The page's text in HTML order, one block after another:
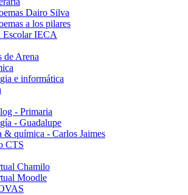
Dairo Silva
a los pilares
Escolar IECA
de Arena
e informática
- Primaria
- Guadalupe
& química - Carlos Jaimes
CTS
Chamilo
Moodle